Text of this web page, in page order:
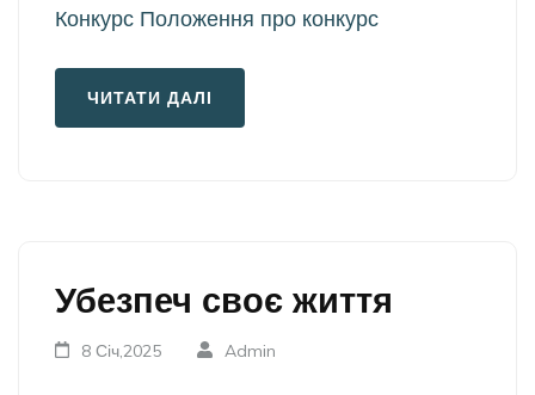
Конкурс Положення про конкурс
ЧИТАТИ ДАЛІ
Убезпеч своє життя
8 Січ,2025 Admin